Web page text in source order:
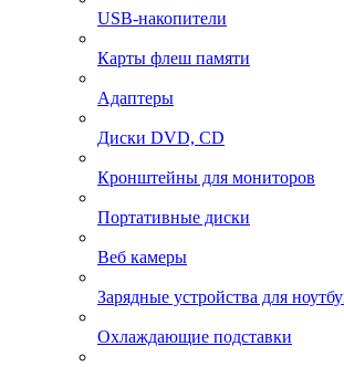
USB-накопители
Карты флеш памяти
Адаптеры
Диски DVD, CD
Кронштейны для мониторов
Портативные диски
Веб камеры
Зарядные устройства для
Охлаждающие подставки